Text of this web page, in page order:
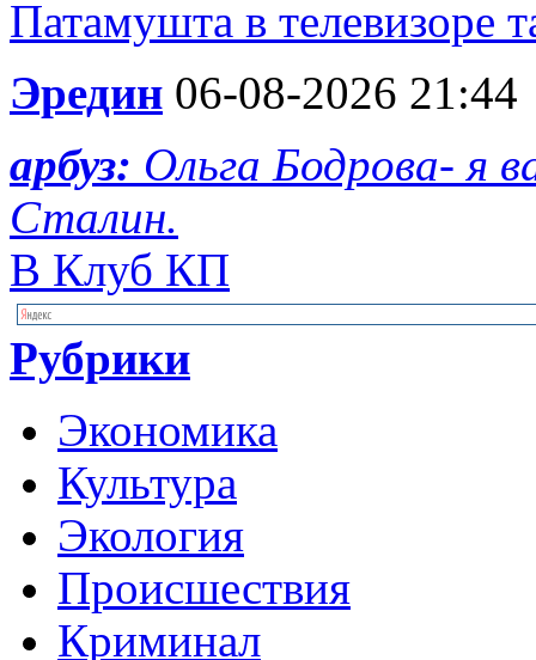
Патамушта в телевизоре
Эредин 06-08-2026 21:44
арбуз: Ольга Бодрова- я
Сталин.
В Клуб КП
Рубрики
Экономика
Культура
Экология
Происшествия
Криминал